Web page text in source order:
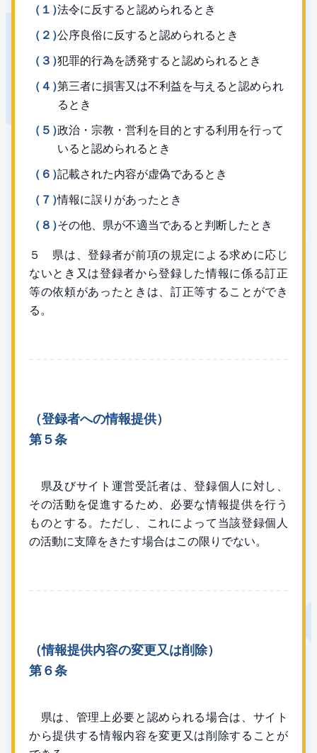
（１）法令に反すると認められるとき
（２）公序良俗に反すると認められるとき
（３）犯罪的行為を誘発すると認められるとき
（４）第三者に損害又は不利益を与えると認められ
るとき
（５）政治・宗教・営利を目的とする利用を行って
いると認められるとき
（６）記載された内容が虚偽であるとき
（７）情報に誤りがあったとき
（８）その他、県が不適当であると判断したとき
５ 県は、登録者が前項の規定による求めに応じ
ないとき又は登録者から登録した情報に係る訂正
等の依頼があったときは、訂正等することができ
る。
（登録者への情報提供）
第５条
県及びサイト運営受託者は、登録個人に対し、
その活動を促進するため、必要な情報提供を行う
ものとする。ただし、これによって当該登録個人
の活動に支障をきたす場合はこの限りでない。
（情報提供内容の変更又は削除）
第６条
県は、管理上必要と認められる場合は、サイト
から提供する情報内容を変更又は削除することが